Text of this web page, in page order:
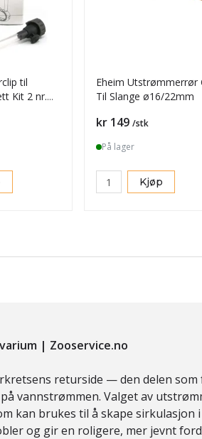
til
Kit 2 nr.
Eheim Utstrømmerrør
Til Slange ø16/22mm
Pris
kr 149 /stk
På lager
Kjøp
| Zooservice.no
returside — den delen
vannstrømmen. Valget av
kan brukes til å skape sirkulasjon
og gir en roligere, mer jevnt